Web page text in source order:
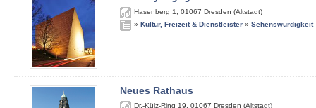
Hasenberg 1 01067 Dresden (Altstadt)
» Kultur, Freizeit & Dienstleister » Sehenswürdigkeit
Neues Rathaus
Dr.-Külz-Ring 19 01067 Dresden (Altstadt)